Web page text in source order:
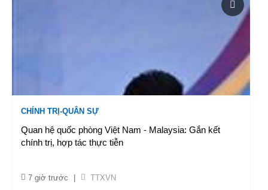
CHÍNH TRỊ-QUÂN SỰ
Quan hệ quốc phòng Việt Nam - Malaysia: Gắn kết
chính trị, hợp tác thực tiễn
7 giờ trước TTXVN